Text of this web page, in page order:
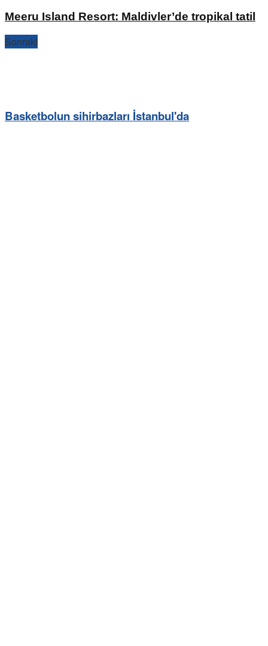
Meeru Island Resort: Maldivler’de tropikal tatil
Sonraki
Basketbolun sihirbazları İstanbul'da